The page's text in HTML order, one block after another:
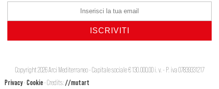
Copyright 2026 Arci Mediterraneo - Capitale sociale € 130.000,00 i. v. - P. iva 07839331217
Privacy- Cookie- Credits: //mutart